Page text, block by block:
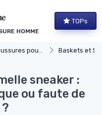
HOMME
TOPs
pour Hommes Baskets et
sneaker :
ou faute de